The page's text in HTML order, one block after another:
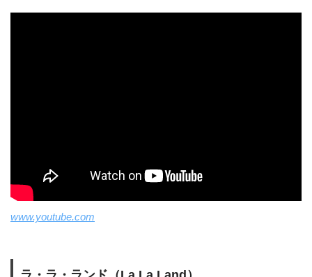
www.youtube.com